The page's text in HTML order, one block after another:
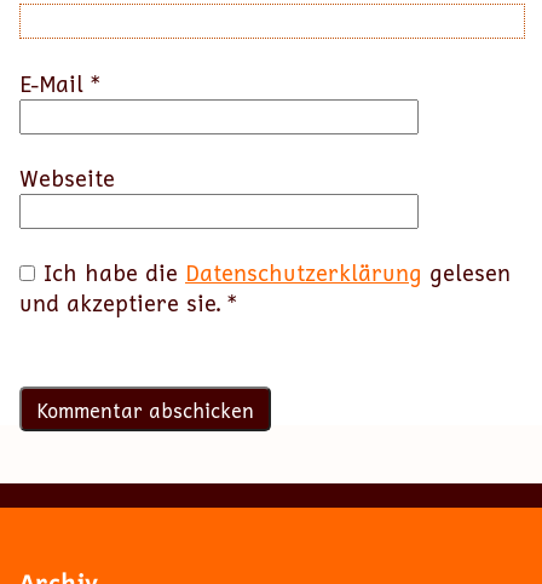
E-Mail *
Webseite
Ich habe die Datenschutzerklärung gelesen
und akzeptiere sie. *